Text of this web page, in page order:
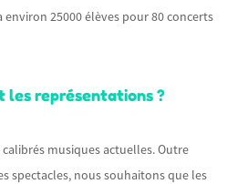
25000 élèves pour 80 concerts
les représentations ?
musiques actuelles. Outre
spectacles, nous souhaitons que les